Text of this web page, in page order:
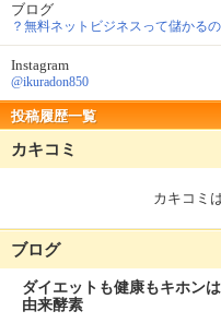
ブログ
？無料ネットビジネスって儲かるの
Instagram
@ikuradon850
投稿履歴一覧
カキコミ
カキコミ
ブログ
ダイエットも健康もキホン
由来酵素